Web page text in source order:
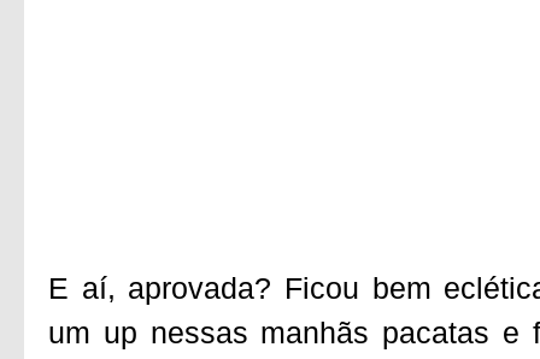
E aí, aprovada? Ficou bem
um up nessas manhãs pacatas e